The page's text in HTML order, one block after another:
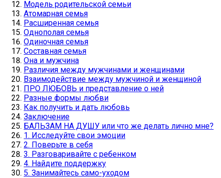
Модель родительской семьи
Атомарная семья
Расширенная семья
Однополая семья
Одиночная семья
Составная семья
Она и мужчина
Различия между мужчинами и женщинами
Взаимодействие между мужчиной и женщиной
ПРО ЛЮБОВЬ и представление о ней
Разные формы любви
Как получить и дать любовь
Заключение
БАЛЬЗАМ НА ДУШУ или что же делать лично мне?
1. Исследуйте свои эмоции
2. Поверьте в себя
3. Разговаривайте с ребенком
4. Найдите поддержку
5. Занимайтесь само-уходом